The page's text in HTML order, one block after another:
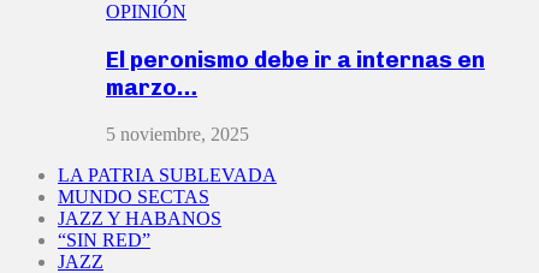
OPINIÓN
El peronismo debe ir a internas en
marzo…
5 noviembre, 2025
LA PATRIA SUBLEVADA
MUNDO SECTAS
JAZZ Y HABANOS
“SIN RED”
JAZZ